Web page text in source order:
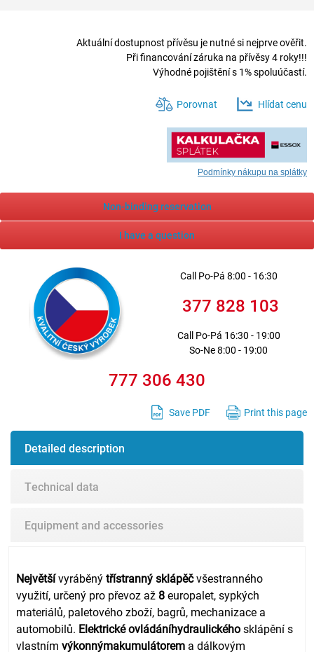
Aktuální dostupnost přívěsu je nutné si nejprve ověřit.
Při financování záruka na přívěsy 4 roky!!!
Výhodné pojištění s 1% spoluúčastí.
Porovnat Hlídat cenu
Podmínky nákupu na splátky
Non-binding reservation
I have a question
CallPo-Pá 8:00 - 16:30
377 828 103
CallPo-Pá 16:30 - 19:00
So-Ne 8:00 - 19:00
777 306 430
Save PDF Print this page
Detailed description
Technical data
Equipment and accessories
Největšívyráběnýtřístranný sklápěčvšestranného
využití, určený pro převoz až8europalet, sypkých
materiálů, paletového zboží, bagrů, mechanizace a
automobilů. Elektrické ovládáníhydraulickéhosklápění s
vlastnímvýkonnýmakumulátorem a dálkovým